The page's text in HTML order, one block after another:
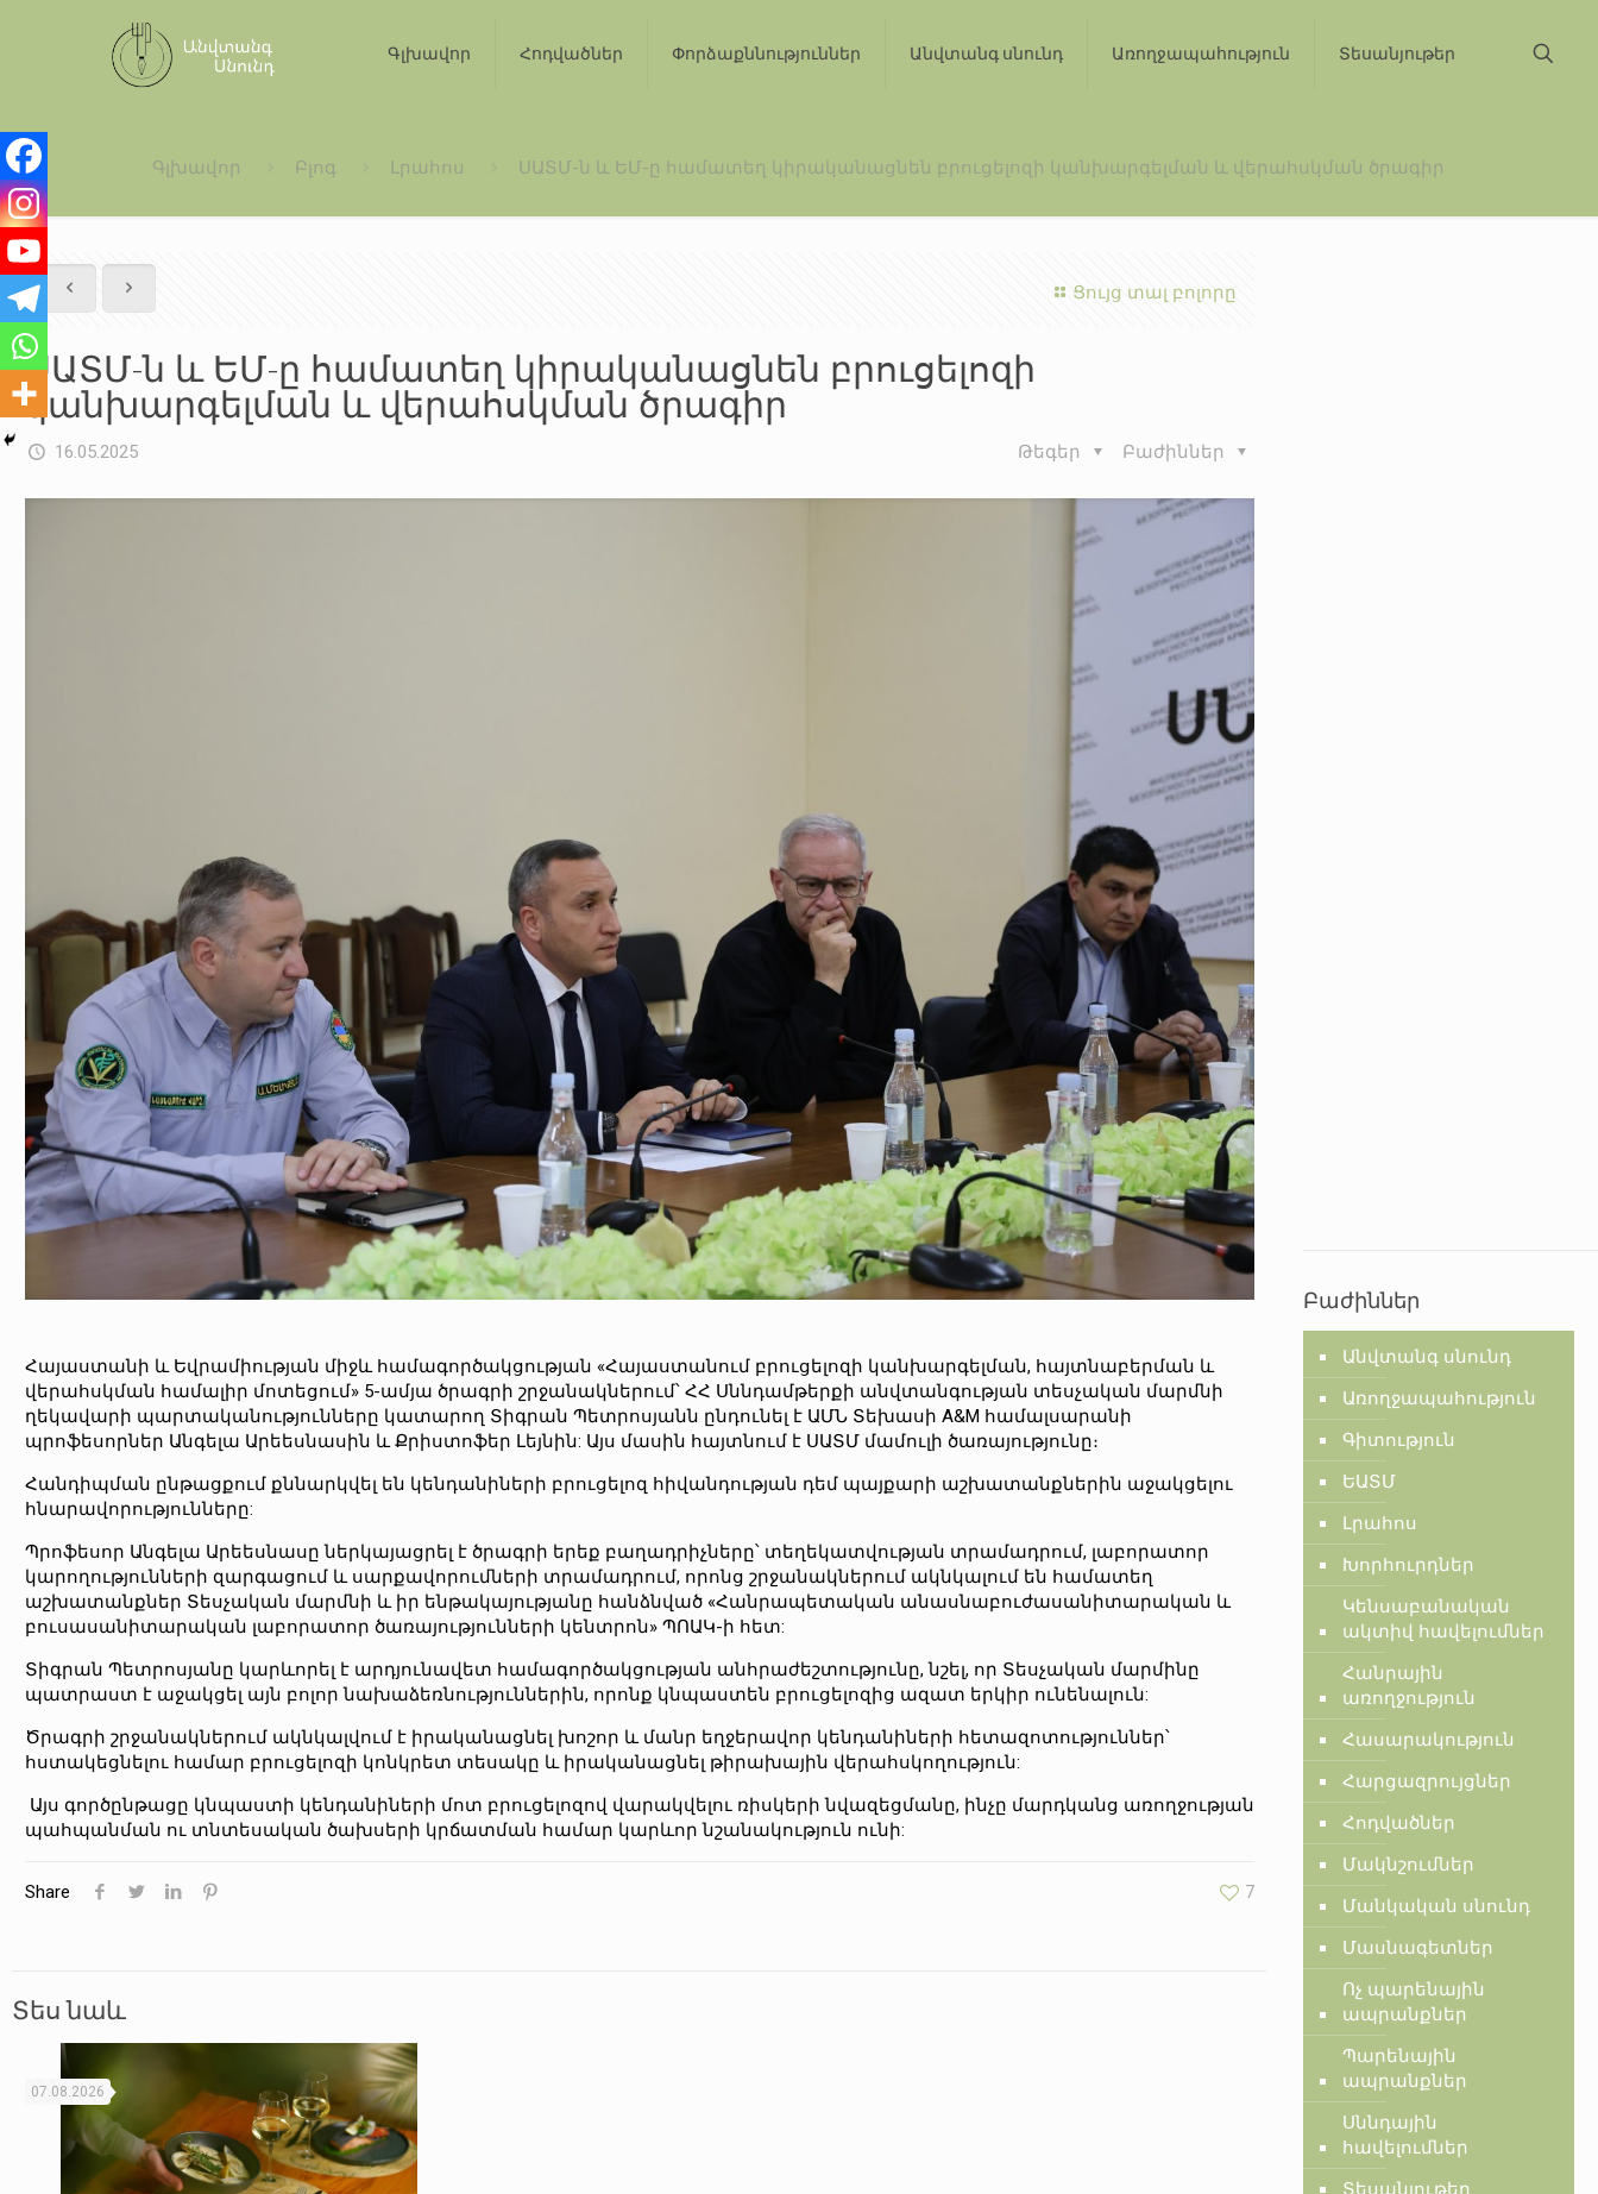
Գլխավոր Հոդվածներ Փորձաքննություններ Անվտանգ սնունդ Առողջապահություն Տեսանյութեր
Գլխավոր Բլոգ Լրահոս ՍԱՏՄ-ն և ԵՄ-ը համատեղ կիրականացնեն բրուցելոզի կանխարգելման և վերահսկման ծրագիր
Ցույց տալ բոլորը
ՍԱՏՄ-ն և ԵՄ-ը համատեղ կիրականացնեն բրուցելոզի
կանխարգելման և վերահսկման ծրագիր
16.05.2025 Բաժիններ
Թեգեր
Հայաստանի և Եվրամիության միջև համագործակցության «Հայաստանում բրուցելոզի կանխարգելման, հայտնաբերման և
վերահսկման համալիր մոտեցում» 5-ամյա ծրագրի շրջանակներում՝ ՀՀ Սննդամթերքի անվտանգության տեսչական մարմնի
ղեկավարի պարտականությունները կատարող Տիգրան Պետրոսյանն ընդունել է ԱՄՆ Տեխասի A&M համալսարանի
պրոֆեսորներ Անգելա Արեեսնասին և Քրիստոֆեր Լեյնին: Այս մասին հայտնում է ՍԱՏՄ մամուլի ծառայությունը։
Հանդիպման ընթացքում քննարկվել են կենդանիների բրուցելոզ հիվանդության դեմ պայքարի աշխատանքներին աջակցելու
հնարավորությունները:
Պրոֆեսոր Անգելա Արեեսնասը ներկայացրել է ծրագրի երեք բաղադրիչները՝ տեղեկատվության տրամադրում, լաբորատոր
կարողությունների զարգացում և սարքավորումների տրամադրում, որոնց շրջանակներում ակնկալում են համատեղ
աշխատանքներ Տեսչական մարմնի և իր ենթակայությանը հանձնված «Հանրապետական անասնաբուժասանիտարական և
բուսասանիտարական լաբորատոր ծառայությունների կենտրոն» ՊՈԱԿ-ի հետ:
Տիգրան Պետրոսյանը կարևորել է արդյունավետ համագործակցության անհրաժեշտությունը, նշել, որ Տեսչական մարմինը
պատրաստ է աջակցել այն բոլոր նախաձեռնություններին, որոնք կնպաստեն բրուցելոզից ազատ երկիր ունենալուն:
Ծրագրի շրջանակներում ակնկալվում է իրականացնել խոշոր և մանր եղջերավոր կենդանիների հետազոտություններ՝
հստակեցնելու համար բրուցելոզի կոնկրետ տեսակը և իրականացնել թիրախային վերահսկողություն:
Այս գործընթացը կնպաստի կենդանիների մոտ բրուցելոզով վարակվելու ռիսկերի նվազեցմանը, ինչը մարդկանց առողջության
պահպանման ու տնտեսական ծախսերի կրճատման համար կարևոր նշանակություն ունի:
Share 7
Տես նաև
07.08.2026
Բաժիններ
Անվտանգ սնունդ
Առողջապահություն
Գիտություն
ԵԱՏՄ
Լրահոս
Խորհուրդներ
Կենսաբանական
ակտիվ հավելումներ
Հանրային
առողջություն
Հասարակություն
Հարցազրույցներ
Հոդվածներ
Մակնշումներ
Մանկական սնունդ
Մասնագետներ
Ոչ պարենային
ապրանքներ
Պարենային
ապրանքներ
Սննդային
հավելումներ
Տեսանյութեր